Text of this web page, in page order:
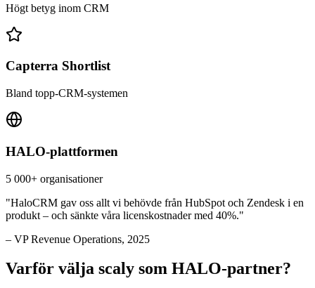
Högt betyg inom CRM
Capterra Shortlist
Bland topp-CRM-systemen
HALO-plattformen
5 000+ organisationer
"HaloCRM gav oss allt vi behövde från HubSpot och Zendesk i en
produkt – och sänkte våra licenskostnader med 40%."
– VP Revenue Operations, 2025
Varför välja scaly som HALO-partner?